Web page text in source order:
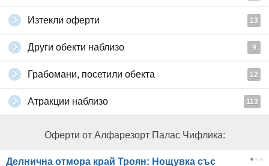
Изтекли оферти 13
Други обекти наблизо 9
Грабомани, посетили обекта 12
Атракции наблизо 113
Оферти от Алфарезорт Палас Чифлика:
Делнична отмора край Троян: Нощувка със